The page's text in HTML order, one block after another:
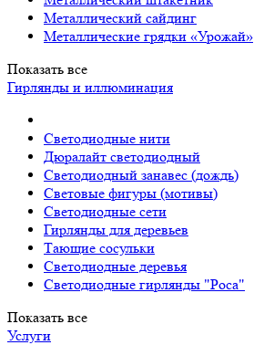
Металлический сайдинг
Металлические грядки «Урожай»
Показать все
Гирлянды и иллюминация
Светодиодные нити
Дюралайт светодиодный
Светодиодный занавес (дождь)
Световые фигуры (мотивы)
Светодиодные сети
Гирлянды для деревьев
Тающие сосульки
Светодиодные деревья
Светодиодные гирлянды "Роса"
Показать все
Услуги